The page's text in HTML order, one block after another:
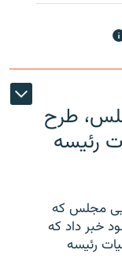
طرح
رئیسه
مجلس که
خبر داد که
۹۰ امضا به هیات رئیسه